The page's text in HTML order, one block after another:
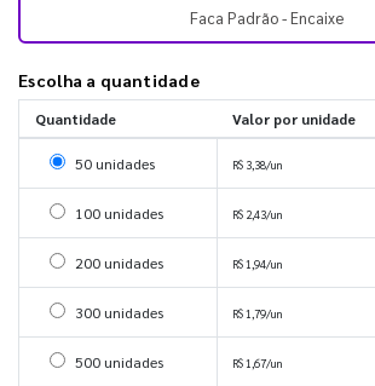
Faca Padrão - Encaixe
Escolha a quantidade
Quantidade Valor por unidade
Selecionar 50 unidades
50 unidades R$ 3,38/un
Selecionar 100 unidades
100 unidades R$ 2,43/un
Selecionar 200 unidades
200 unidades R$ 1,94/un
Selecionar 300 unidades
300 unidades R$ 1,79/un
Selecionar 500 unidades
500 unidades R$ 1,67/un